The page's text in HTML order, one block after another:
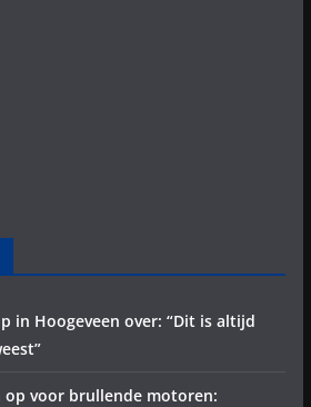
in Hoogeveen over: “Dit is altijd
op voor brullende motoren: